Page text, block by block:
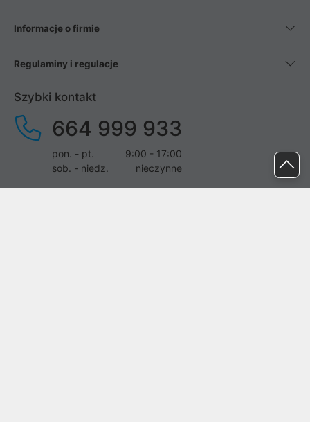
Informacje o firmie
Regulaminy i regulacje
Szybki kontakt
664 999 933
pon. - pt.
9:00 - 17:00
sob. - niedz.
nieczynne